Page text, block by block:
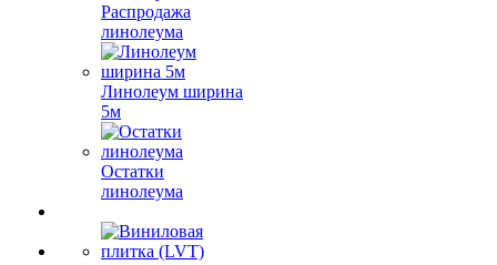
Распродажа
линолеума
Линолеум ширина
5м
Остатки
линолеума